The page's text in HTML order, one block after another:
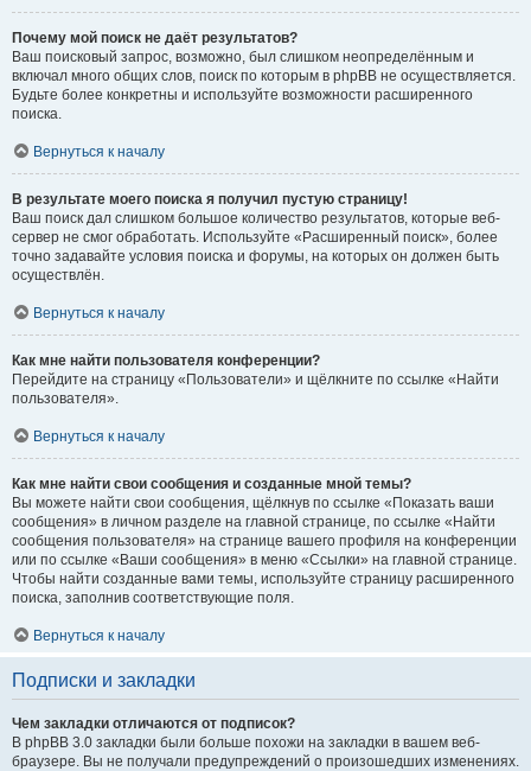
Почему мой поиск не даёт результатов?
Ваш поисковый запрос, возможно, был слишком неопределённым и
включал много общих слов, поиск по которым в phpBB не осуществляется.
Будьте более конкретны и используйте возможности расширенного
поиска.
Вернуться к началу
В результате моего поиска я получил пустую страницу!
Ваш поиск дал слишком большое количество результатов, которые веб-
сервер не смог обработать. Используйте «Расширенный поиск», более
точно задавайте условия поиска и форумы, на которых он должен быть
осуществлён.
Вернуться к началу
Как мне найти пользователя конференции?
Перейдите на страницу «Пользователи» и щёлкните по ссылке «Найти
пользователя».
Вернуться к началу
Как мне найти свои сообщения и созданные мной темы?
Вы можете найти свои сообщения, щёлкнув по ссылке «Показать ваши
сообщения» в личном разделе на главной странице, по ссылке «Найти
сообщения пользователя» на странице вашего профиля на конференции
или по ссылке «Ваши сообщения» в меню «Ссылки» на главной странице.
Чтобы найти созданные вами темы, используйте страницу расширенного
поиска, заполнив соответствующие поля.
Вернуться к началу
Подписки и закладки
Чем закладки отличаются от подписок?
В phpBB 3.0 закладки были больше похожи на закладки в вашем веб-
браузере. Вы не получали предупреждений о произошедших изменениях.